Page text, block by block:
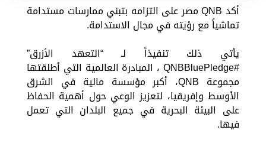
أكد QNB مصر على التزامه بتبني ممارسات مستدامة
تماشياً مع رؤيته في مجال الاستدامة.
يأتي ذلك تنفيذاً لـ “التعهد الأزرق”
#QNBBluePledge ، المبادرة العالمية التي أطلقتها
مجموعة QNB، أكبر مؤسسة مالية في الشرق
الأوسط وإفريقيا، لتعزيز الوعي حول أهمية الحفاظ
على البيئة البحرية في جميع البلدان التي تعمل
فيها.